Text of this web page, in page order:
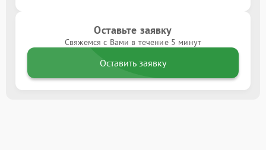
Оставьте заявку
Свяжемся с Вами в течение 5 минут
Оставить заявку